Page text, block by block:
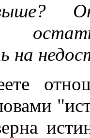
выше?
на